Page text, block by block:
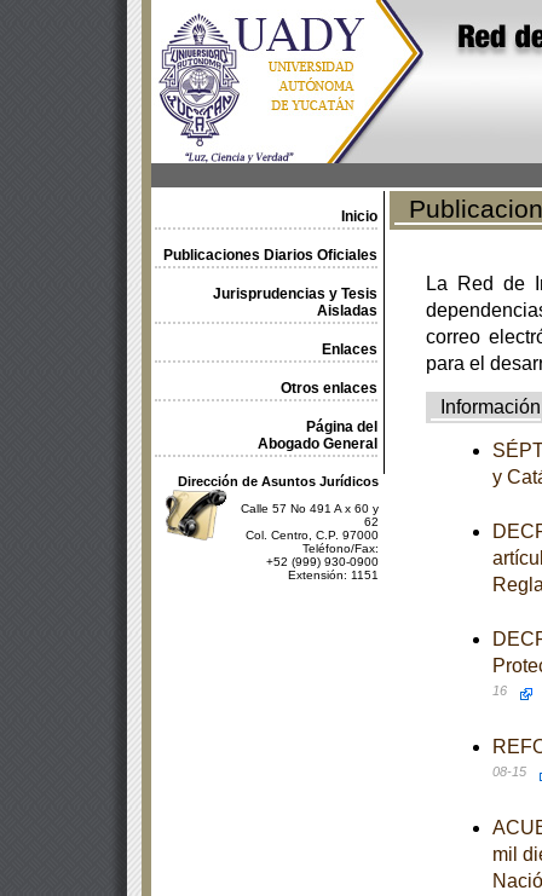
Inicio
Publicaciones Diarios Oficiales
Jurisprudencias y Tesis
Aisladas
Enlaces
Otros enlaces
Página del
Abogado General
Dirección de Asuntos Jurídicos
Calle 57 No 491 A x 60 y
62
Col. Centro, C.P. 97000
Teléfono/Fax:
+52 (999) 930-0900
Extensión: 1151
La Red de
correo
para el
Información
y
16
08-15
mil